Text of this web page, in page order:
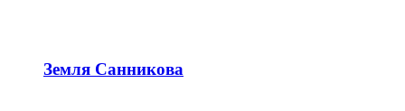
Земля Санникова